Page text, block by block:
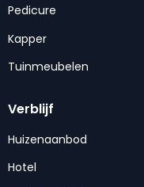
Pedicure
Kapper
Tuinmeubelen
Verblijf
Huizenaanbod
Hotel